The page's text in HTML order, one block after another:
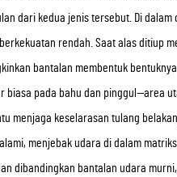
dari kedua jenis tersebut. Di
rendah. Saat alas ditiup
bantalan membentuk
biasa pada bahu dan pinggul—area
menjaga keselarasan tulang
menjebak udara di dalam
dibandingkan bantalan udara